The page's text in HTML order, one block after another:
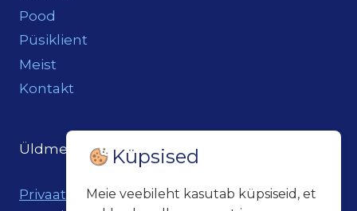
Pood
Püsiklient
Meist
Kontakt
Üldmeil: loits@loitsukeller.ee
Privaatsuspoliitika
Küpsised
Meie veebileht kasutab küpsiseid, et